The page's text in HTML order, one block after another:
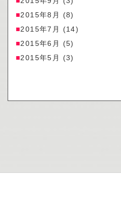
2015年8月
(8)
2015年7月
(14)
2015年6月
(5)
2015年5月
(3)